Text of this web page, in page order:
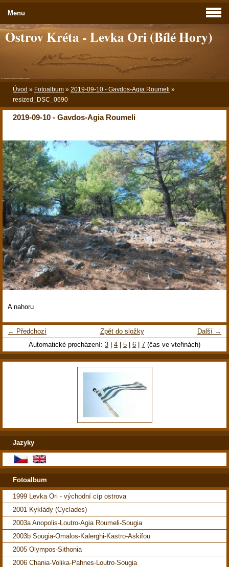
Ostrov Kréta - Levka Ori (Bílé Hory)
Úvod » Fotoalbum » 2019-09-10 - Gavdos-Agia Roumeli »
resized_DSC_0690
2019-09-10 - Gavdos-Agia Roumeli
A nahoru
← Předchozí Další →
Zpět do složky
Automatické procházení: 3 4 5 6 7 (čas ve vteřinách)
Jazyky
Menu
Fotoalbum
1999 Levka Ori - východní cíp ostrova
2001 Kyklády (Cyclades)
2003a Anopolis-Loutro-Agia Roumeli-Sougia
2003b Sougia-Omalos-Kalerghi-Kastro-Askifou
2005 Olympos-Sithonia
2006 Chania-Volika-Pahnes-Loutro-Sougia